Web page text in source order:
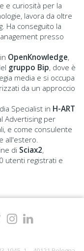
e curiosità per la
lavora da oltre
Ha conseguito la
presso
OpenKnowledge,
gruppo Bip, dove è
media e si occupa
da un approccio
Specialist in H-ART
Advertising per
e come consulente
all'estero.
di Sciax2,
utenti registrati e